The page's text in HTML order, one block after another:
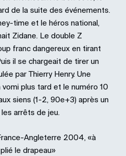
de la suite des événements.
time et le héros national,
Zidane. Le double Z
franc dangereux en tirant
il se chargeait de tirer un
par Thierry Henry. Une
plus tard et le numéro 10
siens (1-2, 90e+3) après un
arrêts de jeu.
Angleterre 2004, «à
le drapeau»